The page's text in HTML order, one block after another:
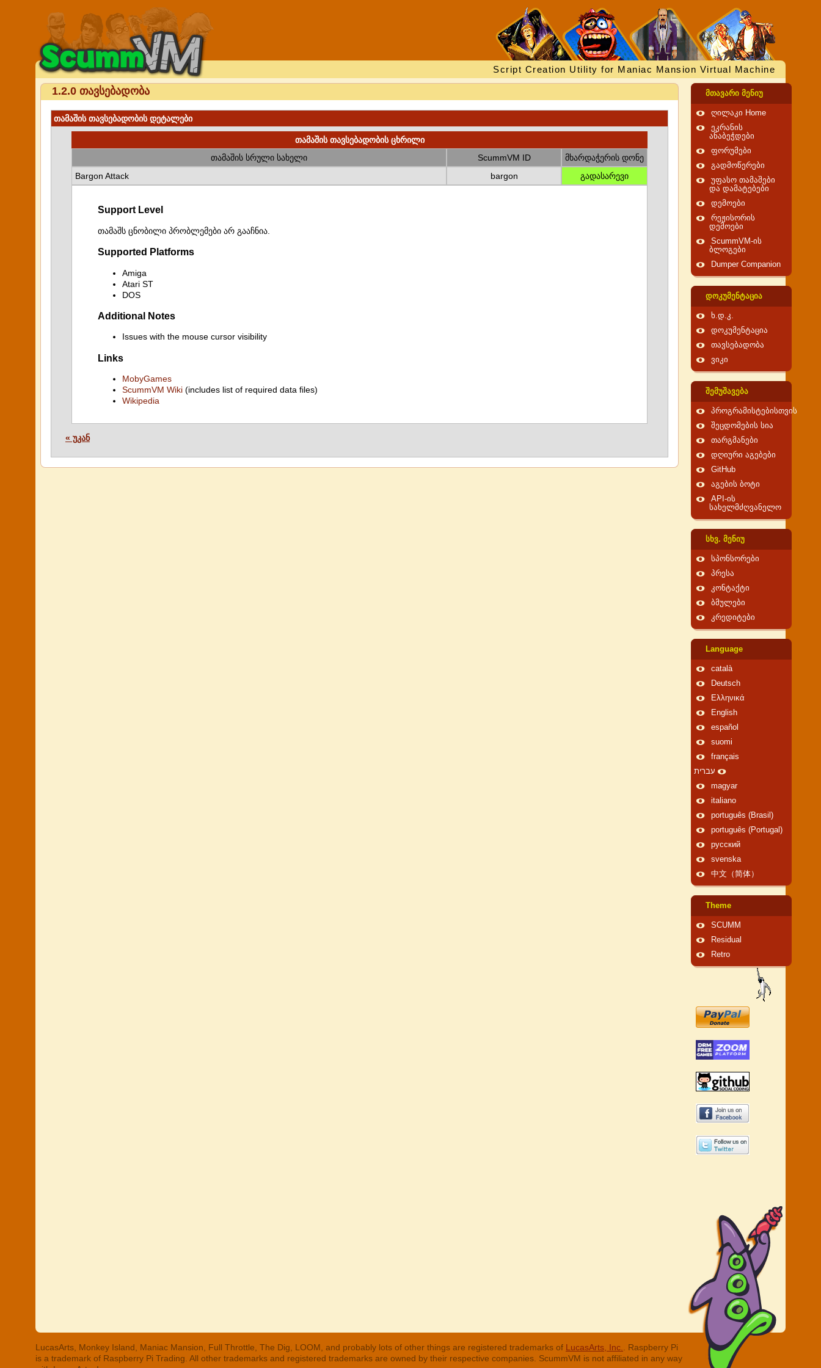
Script Creation Utility for Maniac Mansion Virtual Machine
1.2.0 თავსებადობა
თამაშის თავსებადობის დეტალები
თამაშის თავსებადობის ცხრილი
თამაშის სრული სახელი
ScummVM ID
მხარდაჭერის დონე
Bargon Attack
bargon გადასარევი
Support Level
თამაშს ცნობილი პრობლემები არ გააჩნია.
Supported Platforms
Amiga
Atari ST
DOS
Additional Notes
Issues with the mouse cursor visibility
Links
MobyGames
ScummVM Wiki (includes list of required data files)
Wikipedia
« უკან
მთავარი მენიუ
ღილაკი Home
ეკრანის
ანაბეჭდები
ფორუმები
გადმოწერები
უფასო თამაშები
და დამატებები
დემოები
რეჟისორის
დემოები
ScummVM-ის
ბლოგები
Dumper Companion
დოკუმენტაცია
ხ.დ.კ.
დოკუმენტაცია
თავსებადობა
ვიკი
შემუშავება
პროგრამისტებისთვის
შეცდომების სია
თარგმანები
დღიური აგებები
GitHub
აგების ბოტი
API-ის
სახელმძღვანელო
სხვ. მენიუ
სპონსორები
პრესა
კონტაქტი
ბმულები
კრედიტები
Language
català
Deutsch
Ελληνικά
English
español
suomi
français
עברית
magyar
italiano
português (Brasil)
português (Portugal)
русский
svenska
中文（简体）
Theme
SCUMM
Residual
Retro
LucasArts, Monkey Island, Maniac Mansion, Full Throttle, The Dig, LOOM, and probably lots of other things are registered trademarks of LucasArts, Inc.
. Raspberry Pi
is a trademark of Raspberry Pi Trading. All other trademarks and registered trademarks are owned by their respective companies. ScummVM is not affiliated in any way